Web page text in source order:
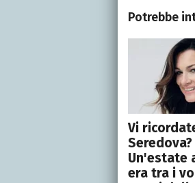
Potrebbe
Vi
Un'estate
era tra i